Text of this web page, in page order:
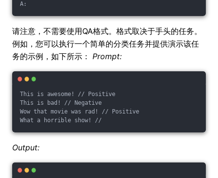
A:
请注意，不需要使用QA格式。格式取决于手头的任务。
例如，您可以执行一个简单的分类任务并提供演示该任
务的示例，如下所示： Prompt:
This is awesome! // Positive
This is bad! // Negative
Wow that movie was rad! // Positive
What a horrible show! //
Output: